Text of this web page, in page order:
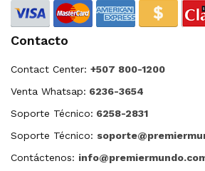
Contacto
Contact Center: +507 800-1200
Venta Whatsap: 6236-3654
Soporte Técnico: 6258-2831
Soporte Técnico:
Contáctenos: